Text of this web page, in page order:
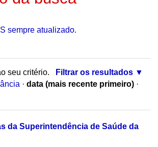
sempre atualizado.
seu critério.
Filtrar os resultados
· data (mais recente primeiro) ·
da Superintendência de Saúde da